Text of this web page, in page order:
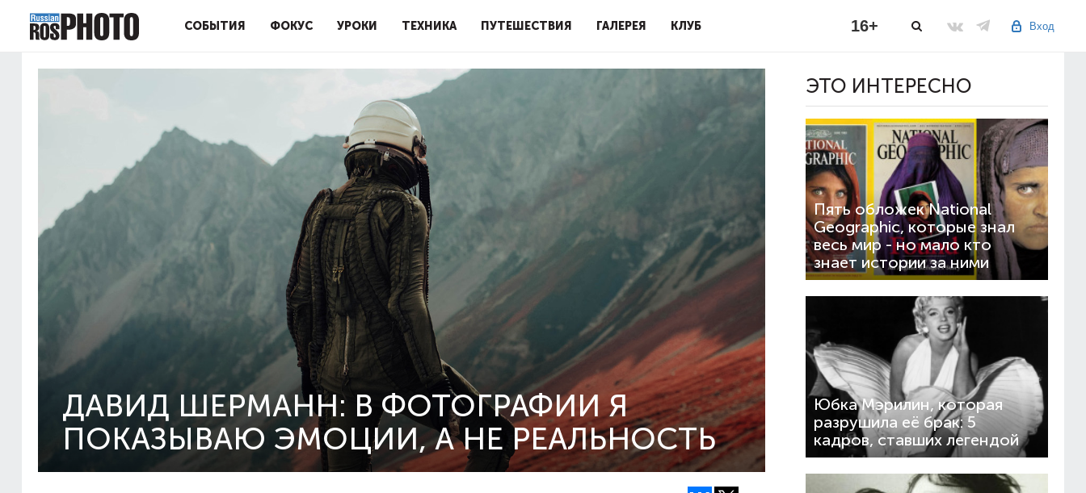
СОБЫТИЯ ФОКУС УРОКИ ТЕХНИКА ПУТЕШЕСТВИЯ ГАЛЕРЕЯ КЛУБ Вход
16+
ДАВИД ШЕРМАНН: В ФОТОГРАФИИ Я
ПОКАЗЫВАЮ ЭМОЦИИ, А НЕ РЕАЛЬНОСТЬ
ЭТО ИНТЕРЕСНО
Пять обложек National
Geographic, которые знал
весь мир - но мало кто
знает истории за ними
Юбка Мэрилин, которая
разрушила её брак: 5
кадров, ставших легендой